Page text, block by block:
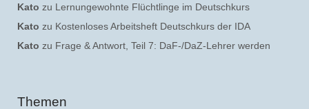
Kato zu Lernungewohnte Flüchtlinge im Deutschkurs
Kato zu Kostenloses Arbeitsheft Deutschkurs der IDA
Kato zu Frage & Antwort, Teil 7: DaF-/DaZ-Lehrer werden
Themen